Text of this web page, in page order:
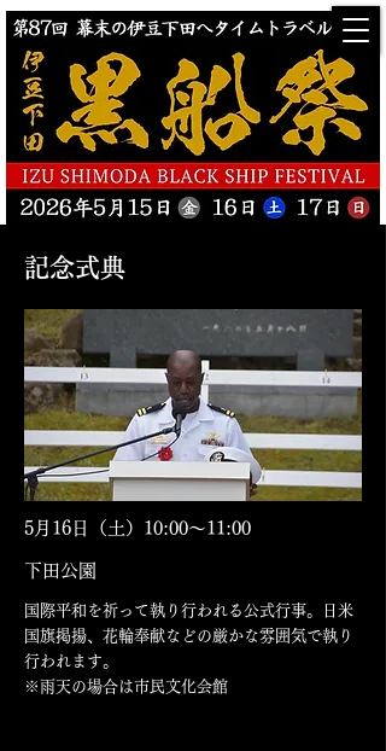
記念式典
5月16日（土）10:00〜11:00
下田公園
国際平和を祈って執り行われる公式行事。日米
国旗掲揚、花輪奉献などの厳かな雰囲気で執り
行われます。
※雨天の場合は市民文化会館